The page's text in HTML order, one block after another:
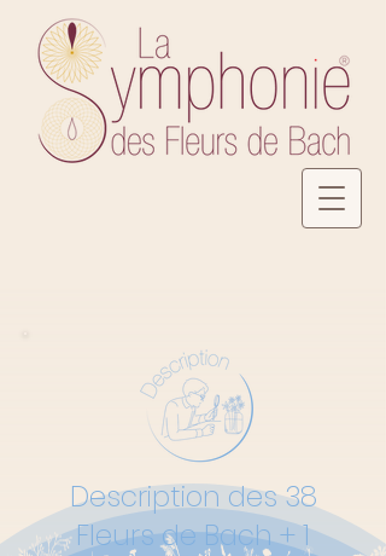
Description des 38
Fleurs de Bach + 1